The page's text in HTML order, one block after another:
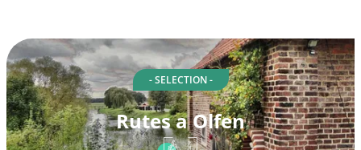
- SELECTION -
Rutes a Olfen